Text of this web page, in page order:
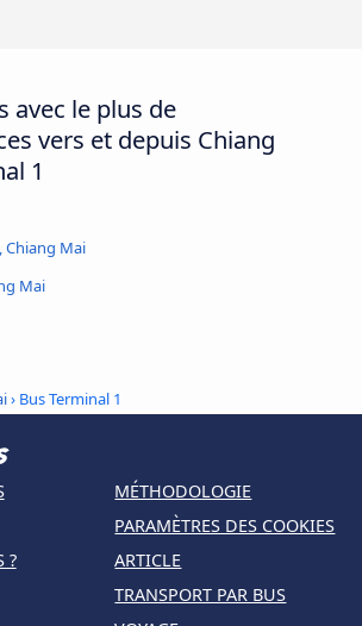
avec le plus de
vers et depuis Chiang
1
Chiang Mai
Mai
› Bus Terminal 1
?
MÉTHODOLOGIE
PARAMÈTRES DES COOKIES
ARTICLE
TRANSPORT PAR BUS